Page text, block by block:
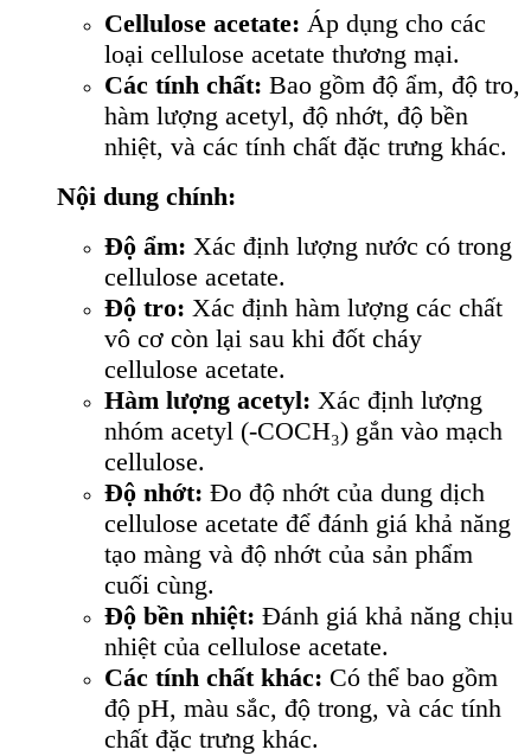
Cellulose acetate: Áp dụng cho các
loại cellulose acetate thương mại.
Các tính chất: Bao gồm độ ẩm, độ tro,
hàm lượng acetyl, độ nhớt, độ bền
nhiệt, và các tính chất đặc trưng khác.
Nội dung chính:
Độ ẩm: Xác định lượng nước có trong
cellulose acetate.
Độ tro: Xác định hàm lượng các chất
vô cơ còn lại sau khi đốt cháy
cellulose acetate.
Hàm lượng acetyl: Xác định lượng
nhóm acetyl (-COCH₃) gắn vào mạch
cellulose.
Độ nhớt: Đo độ nhớt của dung dịch
cellulose acetate để đánh giá khả năng
tạo màng và độ nhớt của sản phẩm
cuối cùng.
Độ bền nhiệt: Đánh giá khả năng chịu
nhiệt của cellulose acetate.
Các tính chất khác: Có thể bao gồm
độ pH, màu sắc, độ trong, và các tính
chất đặc trưng khác.